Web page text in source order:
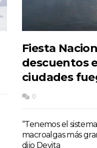
Fiesta
descuentos
ciudades
0
“Tenemos el
macroalgas más
dijo Devita